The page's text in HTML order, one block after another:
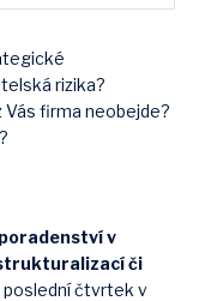
rizika?
Vás firma neobejde?
poradenství v
či
poslední čtvrtek v